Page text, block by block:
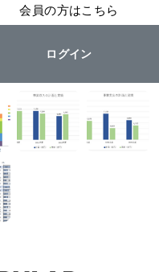
会員の方はこちら
ログイン